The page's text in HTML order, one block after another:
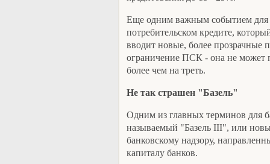
Еще одним важным событием для
потребительском кредите,
вводит новые, более прозрачные
ограничение ПСК - она не может
более чем на треть.
Не так страшен "Базель"
Одним из главных терминов для
называемый "Базель III", или
банковскому надзору,
капиталу банков.